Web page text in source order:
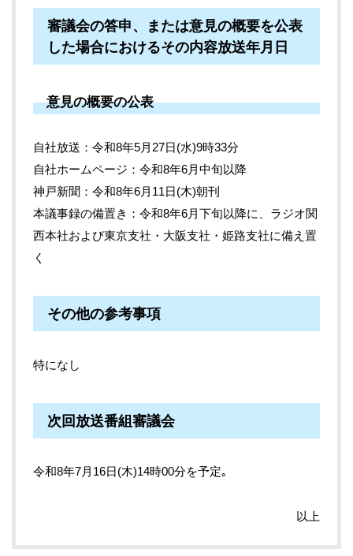
審議会の答申、または意見の概要を公表
した場合におけるその内容放送年月日
意見の概要の公表
自社放送：令和8年5月27日(水)9時33分
自社ホームページ：令和8年6月中旬以降
神戸新聞：令和8年6月11日(木)朝刊
本議事録の備置き：令和8年6月下旬以降に、ラジオ関
西本社および東京支社・大阪支社・姫路支社に備え置
く
その他の参考事項
特になし
次回放送番組審議会
令和8年7月16日(木)14時00分を予定｡
以上